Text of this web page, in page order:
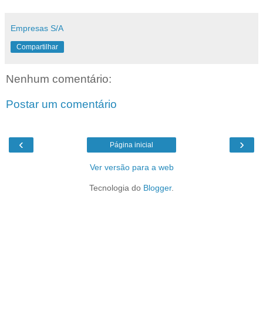
Empresas S/A
Compartilhar
Nenhum comentário:
Postar um comentário
‹ ›
Página inicial
Ver versão para a web
Tecnologia do Blogger.